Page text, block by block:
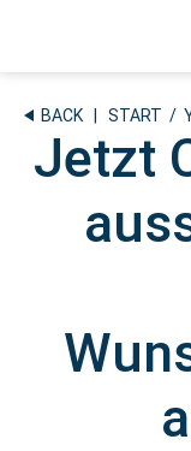
BACK START /
Jetzt